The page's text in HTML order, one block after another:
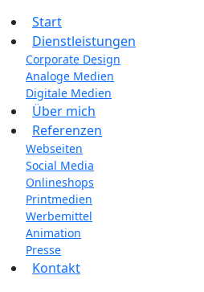
Start
Dienstleistungen
Corporate Design
Analoge Medien
Digitale Medien
Über mich
Referenzen
Webseiten
Social Media
Onlineshops
Printmedien
Werbemittel
Animation
Presse
Kontakt